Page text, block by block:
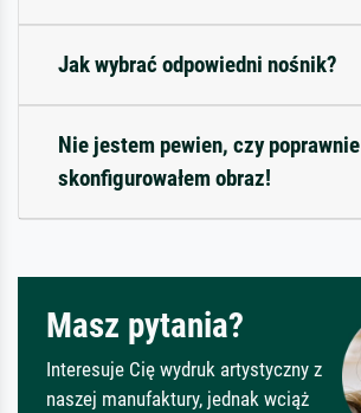
Jak wybrać odpowiedni nośnik?
Nie jestem pewien, czy poprawnie
skonfigurowałem obraz!
Masz pytania?
Interesuje Cię wydruk artystyczny z
naszej manufaktury, jednak wciąż